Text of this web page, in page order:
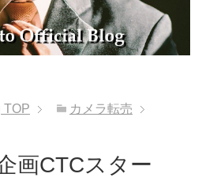
TOP カメラ転売
画CTCスター